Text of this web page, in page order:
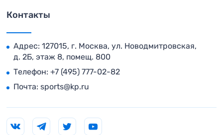
Контакты
Адрес: 127015, г. Москва, ул. Новодмитровская,
д. 2Б, этаж 8, помещ. 800
Телефон: +7 (495) 777-02-82
Почта: sports@kp.ru